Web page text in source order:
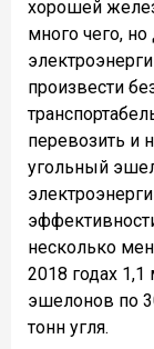
хорошей
много чего,
произвести
перевозить и
угольный
несколько
2018 годах 1,1
эшелонов по
тонн угля.